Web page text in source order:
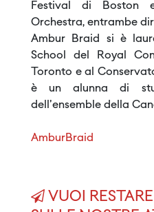
Festival di Boston
Orchestra, entrambe
Ambur Braid si è
School del Royal
Toronto e al
è un alunna di
dell'ensemble della
AmburBraid
VUOI